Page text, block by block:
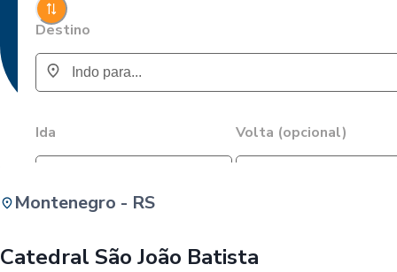
Destino
Ida Volta (opcional)
Montenegro - RS
Catedral São João Batista